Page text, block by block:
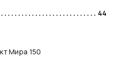
44
Мира 150